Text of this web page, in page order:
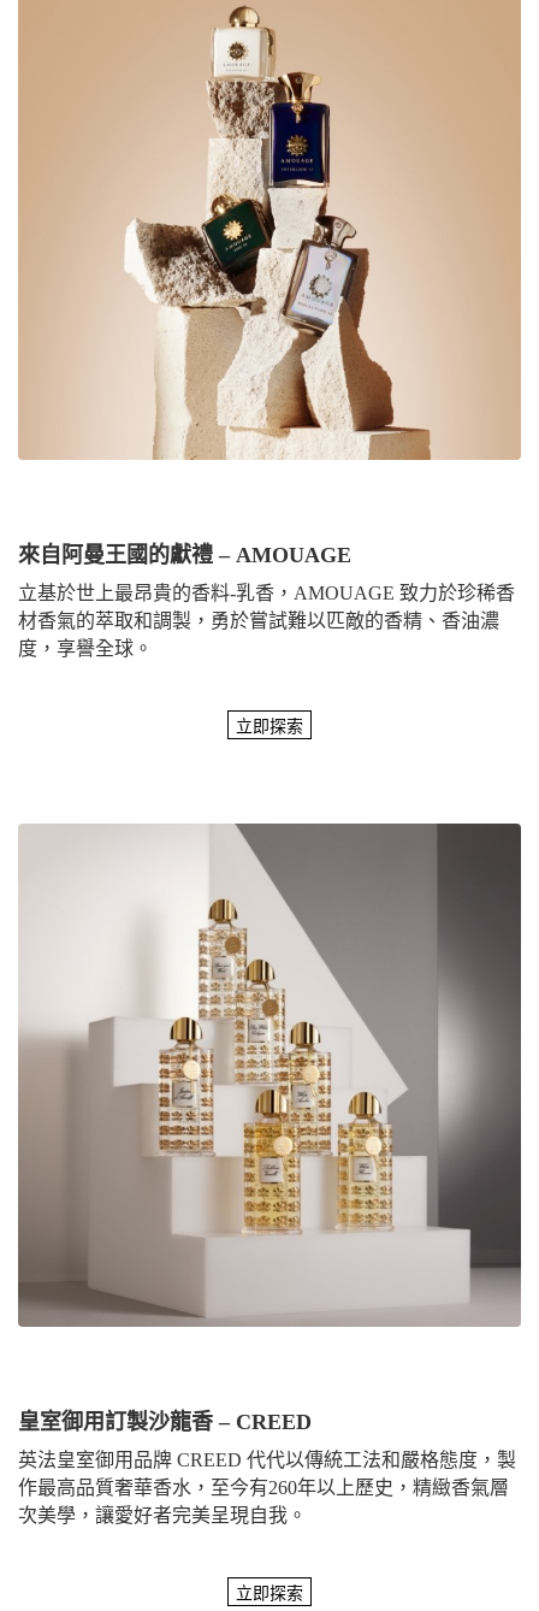
來自阿曼王國的獻禮 – AMOUAGE
立基於世上最昂貴的香料-乳香，AMOUAGE 致力於珍稀香
材香氣的萃取和調製，勇於嘗試難以匹敵的香精、香油濃
度，享譽全球。
皇室御用訂製沙龍香 – CREED
英法皇室御用品牌 CREED 代代以傳統工法和嚴格態度，製
作最高品質奢華香水，至今有260年以上歷史，精緻香氣層
次美學，讓愛好者完美呈現自我。